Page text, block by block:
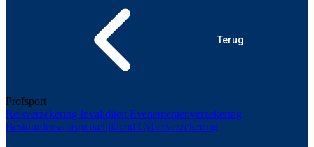
Terug
Profsport
Reisverzekering Invaliditeit Evenementenverzekering
Bestuurdersaansprakelijkheid Cyberverzekering